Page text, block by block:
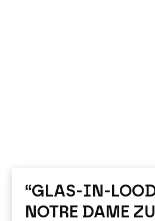
“GLAS-IN-
NOTRE DAME